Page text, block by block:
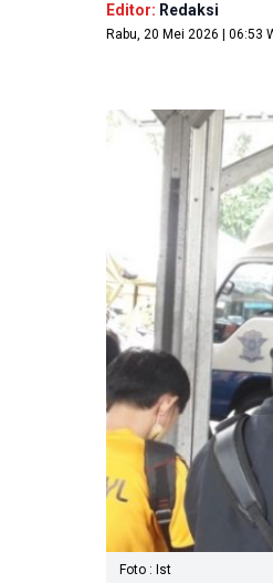
Editor: Redaksi
Rabu, 20 Mei 2026 | 06:53
Foto : Ist